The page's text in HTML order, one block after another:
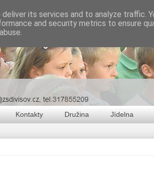
Kontakty Družina Jídelna
its services and to analyze traffic.
and security metrics to ensure